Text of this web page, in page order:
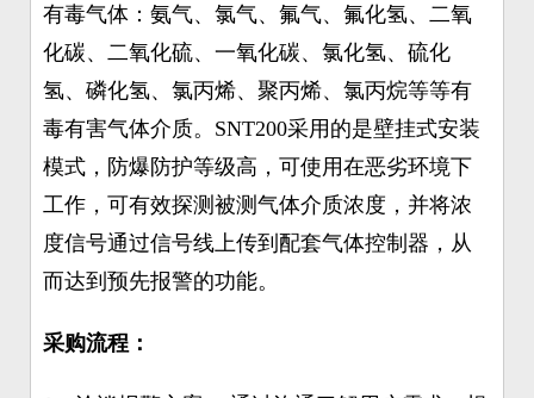
有毒气体：氨气、氯气、氟气、氟化氢、二氧
化碳、二氧化硫、一氧化碳、氯化氢、硫化
氢、磷化氢、氯丙烯、聚丙烯、氯丙烷等等有
毒有害气体介质。SNT200采用的是壁挂式安装
模式，防爆防护等级高，可使用在恶劣环境下
工作，可有效探测被测气体介质浓度，并将浓
度信号通过信号线上传到配套气体控制器，从
而达到预先报警的功能。
采购流程：